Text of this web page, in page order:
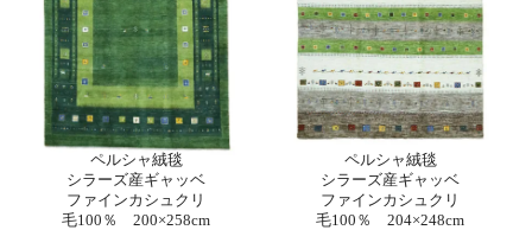
ペルシャ絨毯
シラーズ産ギャッベ
ファインカシュクリ
毛100％ 200×258cm
ペルシャ絨毯
シラーズ産ギャッベ
ファインカシュクリ
毛100％ 204×248cm